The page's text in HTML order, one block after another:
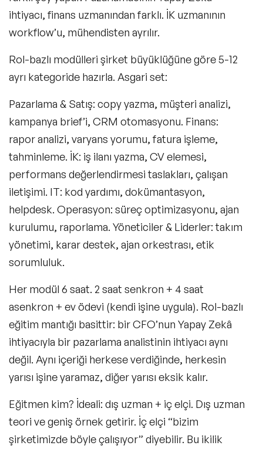
ihtiyacı, finans uzmanından farklı. İK uzmanının
workflow’u, mühendisten ayrılır.
Rol-bazlı modülleri şirket büyüklüğüne göre 5-12
ayrı kategoride hazırla. Asgari set:
Pazarlama & Satış: copy yazma, müşteri analizi,
kampanya brief’i, CRM otomasyonu. Finans:
rapor analizi, varyans yorumu, fatura işleme,
tahminleme. İK: iş ilanı yazma, CV elemesi,
performans değerlendirmesi taslakları, çalışan
iletişimi. IT: kod yardımı, dokümantasyon,
helpdesk. Operasyon: süreç optimizasyonu, ajan
kurulumu, raporlama. Yöneticiler & Liderler: takım
yönetimi, karar destek, ajan orkestrası, etik
sorumluluk.
Her modül 6 saat. 2 saat senkron + 4 saat
asenkron + ev ödevi (kendi işine uygula). Rol-bazlı
eğitim mantığı basittir: bir CFO’nun Yapay Zekâ
ihtiyacıyla bir pazarlama analistinin ihtiyacı aynı
değil. Aynı içeriği herkese verdiğinde, herkesin
yarısı işine yaramaz, diğer yarısı eksik kalır.
Eğitmen kim? İdeali: dış uzman + iç elçi. Dış uzman
teori ve geniş örnek getirir. İç elçi “bizim
şirketimizde böyle çalışıyor” diyebilir. Bu ikilik